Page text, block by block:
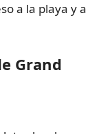
a la playa y a
Grand